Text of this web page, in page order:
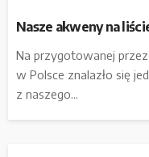
Nasze akweny na
Na przygotowanej
w Polsce znalazło się
z naszego...